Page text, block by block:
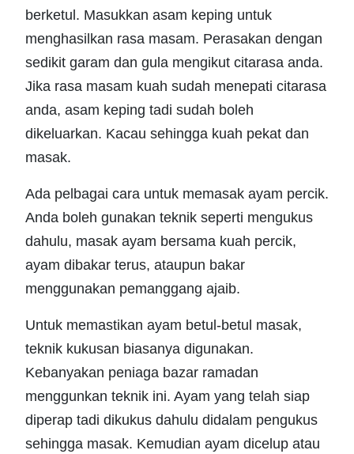
berketul. Masukkan asam keping untuk
menghasilkan rasa masam. Perasakan dengan
sedikit garam dan gula mengikut citarasa anda.
Jika rasa masam kuah sudah menepati citarasa
anda, asam keping tadi sudah boleh
dikeluarkan. Kacau sehingga kuah pekat dan
masak.
Ada pelbagai cara untuk memasak ayam percik.
Anda boleh gunakan teknik seperti mengukus
dahulu, masak ayam bersama kuah percik,
ayam dibakar terus, ataupun bakar
menggunakan pemanggang ajaib.
Untuk memastikan ayam betul-betul masak,
teknik kukusan biasanya digunakan.
Kebanyakan peniaga bazar ramadan
menggunkan teknik ini. Ayam yang telah siap
diperap tadi dikukus dahulu didalam pengukus
sehingga masak. Kemudian ayam dicelup atau